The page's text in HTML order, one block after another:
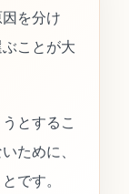
を分け
ことが大
とするこ
ために、
です。